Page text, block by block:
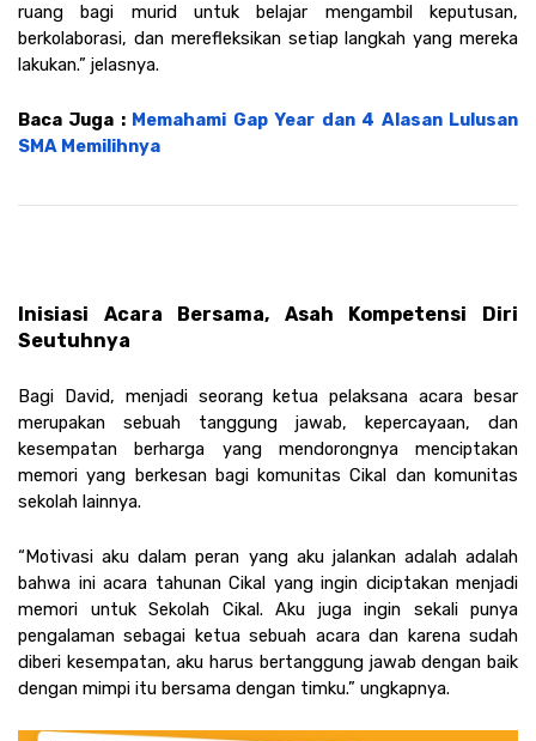
ruang bagi murid untuk belajar mengambil keputusan,
berkolaborasi, dan merefleksikan setiap langkah yang mereka
lakukan.” jelasnya.
Baca Juga : Memahami Gap Year dan 4 Alasan Lulusan
SMA Memilihnya
Inisiasi Acara Bersama, Asah Kompetensi Diri
Seutuhnya
Bagi David, menjadi seorang ketua pelaksana acara besar
merupakan sebuah tanggung jawab, kepercayaan, dan
kesempatan berharga yang mendorongnya menciptakan
memori yang berkesan bagi komunitas Cikal dan komunitas
sekolah lainnya.
“Motivasi aku dalam peran yang aku jalankan adalah adalah
bahwa ini acara tahunan Cikal yang ingin diciptakan menjadi
memori untuk Sekolah Cikal. Aku juga ingin sekali punya
pengalaman sebagai ketua sebuah acara dan karena sudah
diberi kesempatan, aku harus bertanggung jawab dengan baik
dengan mimpi itu bersama dengan timku.” ungkapnya.